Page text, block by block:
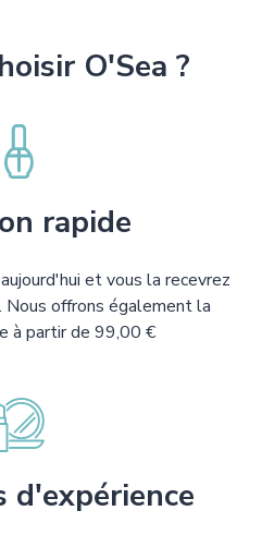
O'Sea ?
rapide
et vous la recevrez
offrons également la
à partir de 99,00 €
d'expérience